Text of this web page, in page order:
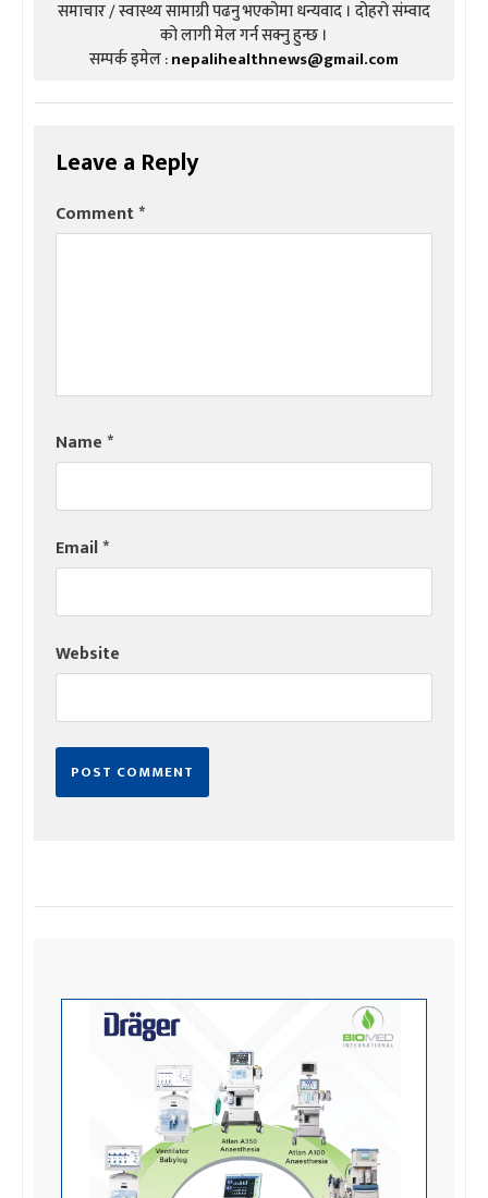
समाचार / स्वास्थ्य सामाग्री पढनु भएकोमा धन्यवाद । दोहरो संम्वाद
को लागी मेल गर्न सक्नु हुन्छ ।
सम्पर्क इमेल :nepalihealthnews@gmail.com
Leave a Reply
Comment*
Name*
Email*
Website